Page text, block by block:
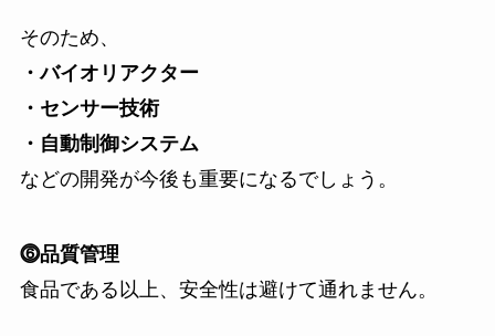
そのため、
・バイオリアクター
・センサー技術
・自動制御システム
などの開発が今後も重要になるでしょう。
⓺品質管理
食品である以上、安全性は避けて通れません。